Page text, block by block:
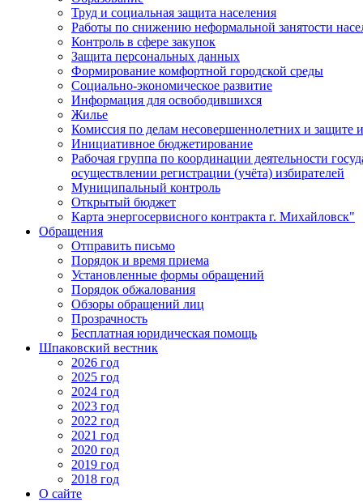
Труд и социальная защита населения
Работы по снижению неформальной занятости
Контроль в сфере закупок
Защита персональных данных
Формирование комфортной городской среды
Социально-экономическое развитие
Информация для освободившихся
Жилье
Комиссия по делам несовершеннолетних и защите
Инициативное бюджетирование
Рабочая группа по координации деятельности
осуществлении регистрации (учёта) избирателей
Муниципальный контроль
Открытый бюджет
Карта энергосервисного контракта г. Михайловск"
Обращения
Отправить письмо
Порядок и время приема
Установленные формы обращений
Порядок обжалования
Обзоры обращений лиц
Прозрачность
Бесплатная юридическая помощь
Шпаковский вестник
2026 год
2025 год
2024 год
2023 год
2022 год
2021 год
2020 год
2019 год
2018 год
О сайте